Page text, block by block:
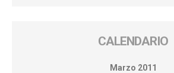
CALENDARIO
Marzo 2011